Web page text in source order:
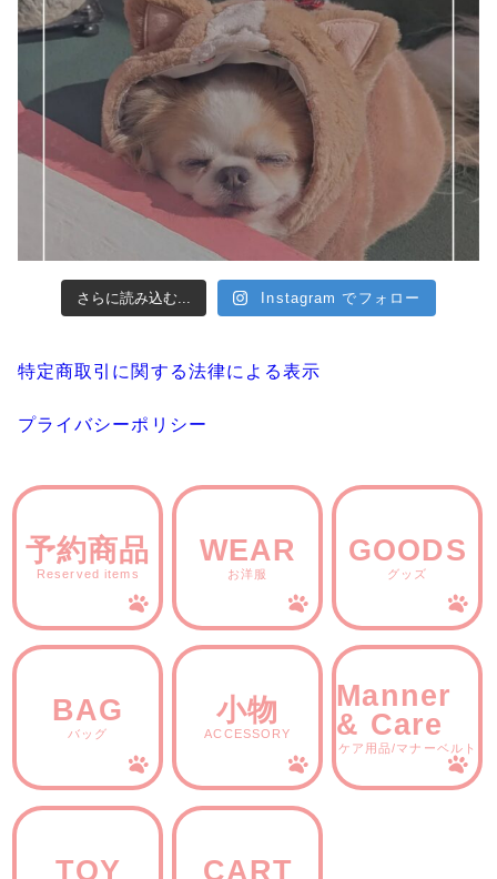
さらに読み込む... Instagram でフォロー
特定商取引に関する法律による表示
プライバシーポリシー
予約商品
Reserved items
WEAR
お洋服
GOODS
グッズ
BAG
バッグ
小物
ACCESSORY
Manner
& Care
ケア用品/マナーベルト
TOY CART